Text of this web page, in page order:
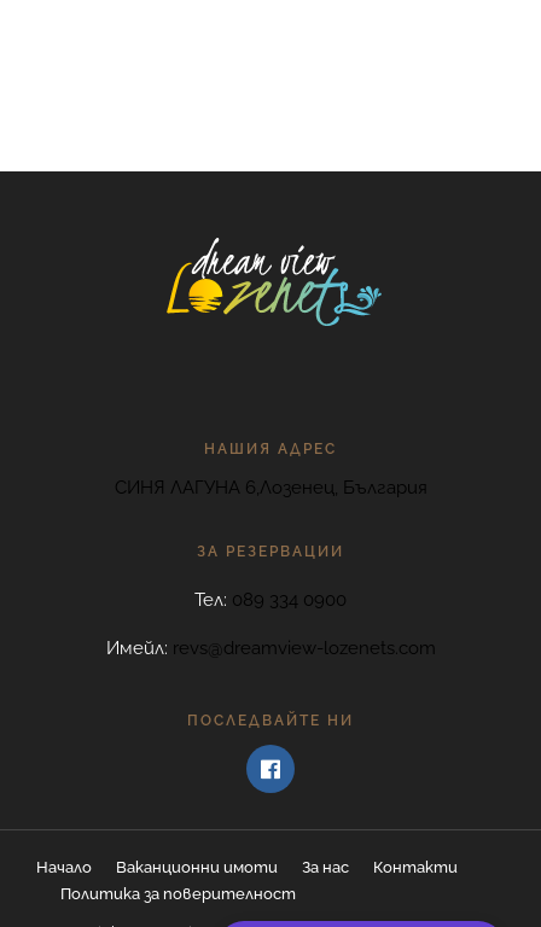
НАШИЯ АДРЕС
СИНЯ ЛАГУНА 6,Лозенец, България
ЗА РЕЗЕРВАЦИИ
Тел: 089 334 0900
Имейл: revs@dreamview-lozenets.com
ПОСЛЕДВАЙТЕ НИ
Начало Ваканционни имоти За нас
Контакти
Политика за поверителност